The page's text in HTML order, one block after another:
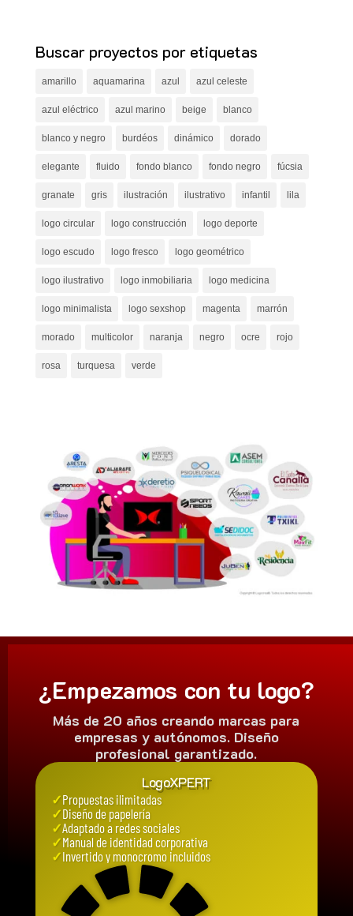
Buscar proyectos por etiquetas
amarillo aquamarina azul azul celeste
azul eléctrico azul marino beige blanco
blanco y negro burdéos dinámico dorado
elegante fluido fondo blanco fondo negro fúcsia
granate gris ilustración ilustrativo infantil lila
logo circular logo construcción logo deporte
logo escudo logo fresco logo geométrico
logo ilustrativo logo inmobiliaria logo medicina
logo minimalista logo sexshop magenta marrón
morado multicolor naranja negro ocre rojo
rosa turquesa verde
¿Empezamos con tu logo?
Más de 20 años creando marcas para
empresas y autónomos. Diseño
profesional garantizado.
LogoXPERT
✓Propuestas ilimitadas
✓Diseño de papelería
✓Adaptado a redes sociales
✓Manual de identidad corporativa
✓Invertido y monocromo incluidos